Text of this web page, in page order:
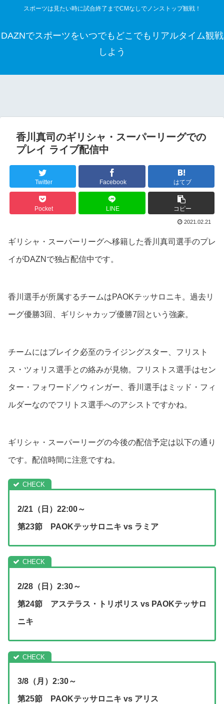
スポーツは見たい時に試合終了までCMなしでノンストップ観戦！
DAZNでスポーツをいつでもどこでもリアルタイム観戦
しよう
香川真司のギリシャ・スーパーリーグでの
プレイ ライブ配信中
Twitter Facebook はてブ
Pocket LINE コピー
2021.02.21
ギリシャ・スーパーリーグへ移籍した香川真司選手のプレ
イがDAZNで独占配信中です。
香川選手が所属するチームはPAOKテッサロニキ。過去リ
ーグ優勝3回、ギリシャカップ優勝7回という強豪。
チームにはブレイク必至のライジングスター、フリスト
ス・ツォリス選手との絡みが見物。フリストス選手はセン
ター・フォワード／ウィンガー、香川選手はミッド・フィ
ルダーなのでフリトス選手へのアシストですかね。
ギリシャ・スーパーリーグの今後の配信予定は以下の通り
です。配信時間に注意ですね。
2/21（日）22:00～
第23節 PAOKテッサロニキ vs ラミア
2/28（日）2:30～
第24節 アステラス・トリポリス vs PAOKテッサロ
ニキ
3/8（月）2:30～
第25節 PAOKテッサロニキ vs アリス